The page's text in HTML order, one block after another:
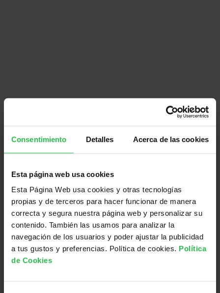
Consentimiento Detalles Acerca de las cookies
Esta página web usa cookies
Esta Página Web usa cookies y otras tecnologías
propias y de terceros para hacer funcionar de manera
correcta y segura nuestra página web y personalizar su
contenido. También las usamos para analizar la
navegación de los usuarios y poder ajustar la publicidad
a tus gustos y preferencias. Política de cookies. Política
de Cookies
Utiliza la respiración profunda para aumentar
tu control en situaciones de crisis. Ahora bien,
esta técnicano está indicada en personas que
presenten determinados problemas
afectación pulmonar
. Si este es tu caso, utiliza
otro ejercicio de relajación.